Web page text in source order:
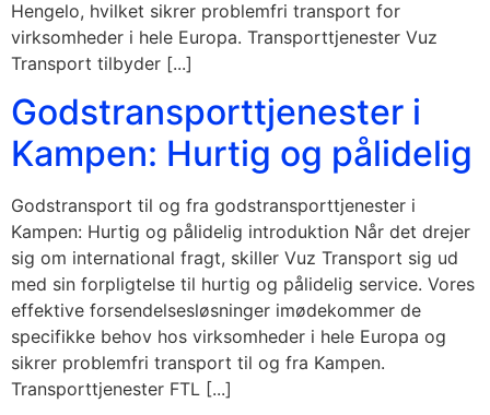
Hengelo, hvilket sikrer problemfri transport for
virksomheder i hele Europa. Transporttjenester Vuz
Transport tilbyder [...]
Godstransporttjenester i
Kampen: Hurtig og pålidelig
Godstransport til og fra godstransporttjenester i
Kampen: Hurtig og pålidelig introduktion Når det drejer
sig om international fragt, skiller Vuz Transport sig ud
med sin forpligtelse til hurtig og pålidelig service. Vores
effektive forsendelsesløsninger imødekommer de
specifikke behov hos virksomheder i hele Europa og
sikrer problemfri transport til og fra Kampen.
Transporttjenester FTL [...]